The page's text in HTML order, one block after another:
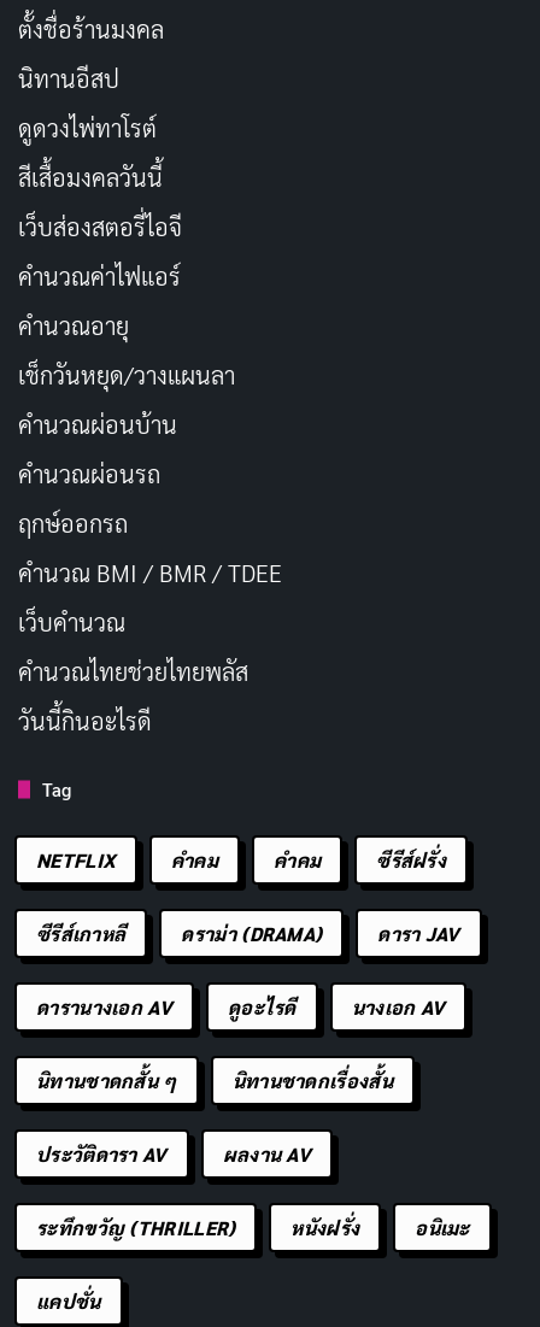
ร่วมกันอย่างลงตัว เพื่อสร้างประสบการณ์ที่สมจริง และน่า
ประทับใจให้กับผู้ชม
ฉากต่างๆ ในภาพยนตร์ได้รับการออกแบบอย่างละเอียด
เพื่อสะท้อนบรรยากาศของยุคสมัย และความตึงเครียดของ
สถานการณ์ การใช้แสง สี และเสียง ช่วยเพิ่มมิติและความ
Oppenheimer ไม่ได้เป็นเพียงภาพยนตร์ที่เล่าเรื่องราวทาง
ประวัติศาสตร์ แต่ยังเป็นงานศิลปะที่สร้างสรรค์ขึ้นด้วย
ความประณีตและใส่ใจในรายละเอียด
สรุป
Oppenheimer เป็นภาพยนตร์ที่ท้าทายความคิด และสร้าง
ความประทับใจไม่รู้ลืม มันไม่ใช่แค่เรื่องราวของการสร้าง
ท่ามกลางความขัดแย้ง และการตัดสินใจที่ยากลำบาก
RELEASED RUNTIME
181 min
STATUS
Released
ออพเพนไฮเมอร์
ตั้งชื่อร้านมงคล
นิทานอีสป
ดูดวงไพ่ทาโรต์
สีเสื้อมงคลวันนี้
เว็บส่องสตอรี่ไอจี
คำนวณค่าไฟแอร์
คำนวณอายุ
เช็กวันหยุด/วางแผนลา
คำนวณผ่อนบ้าน
คำนวณผ่อนรถ
ฤกษ์ออกรถ
คำนวณ BMI / BMR / TDEE
เว็บคํานวณ
คํานวณไทยช่วยไทยพลัส
วันนี้กินอะไรดี
Tag
NETFLIX คำคม คําคม ซีรีส์ฝรั่ง
ซีรีส์เกาหลี ดราม่า (DRAMA) ดารา JAV
ดารานางเอก AV ดูอะไรดี นางเอก AV
นิทานชาดกสั้น ๆ นิทานชาดกเรื่องสั้น
ประวัติดารา AV ผลงาน AV
ระทึกขวัญ (THRILLER) หนังฝรั่ง อนิเมะ
แคปชั่น